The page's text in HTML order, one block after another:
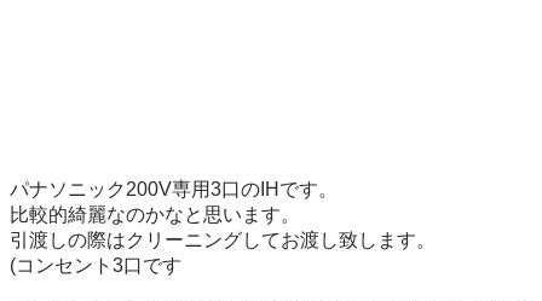
パナソニック200V専用3口のIHです。
比較的綺麗なのかなと思います。
引渡しの際はクリーニングしてお渡し致します。
(コンセント3口です